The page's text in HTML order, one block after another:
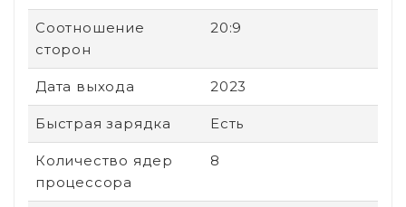
Соотношение
сторон
20:9
Дата выхода 2023
Быстрая зарядка Есть
Количество ядер
процессора
8